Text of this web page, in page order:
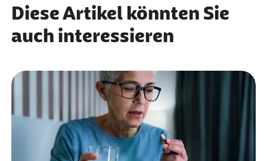
Fernmündliches Interview am 1. Oktober 2020
Diese Artikel könnten Sie
auch interessieren